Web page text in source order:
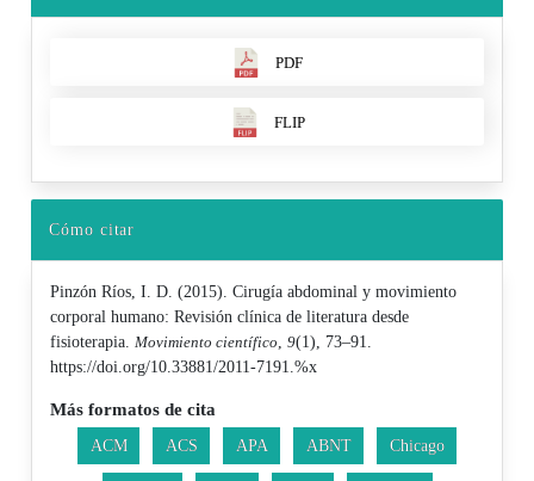
PDF
FLIP
Cómo citar
Pinzón Ríos, I. D. (2015). Cirugía abdominal y movimiento
corporal humano: Revisión clínica de literatura desde
fisioterapia.Movimiento científico,9(1), 73–91.
https://doi.org/10.33881/2011-7191.%x
Más formatos de cita
ACM ACS APA ABNT Chicago